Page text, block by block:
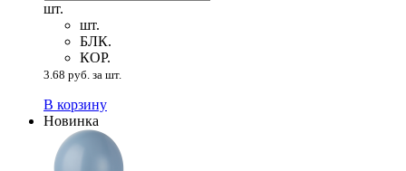
шт.
шт.
БЛК.
КОР.
3.68 руб. за шт.
В корзину
Новинка